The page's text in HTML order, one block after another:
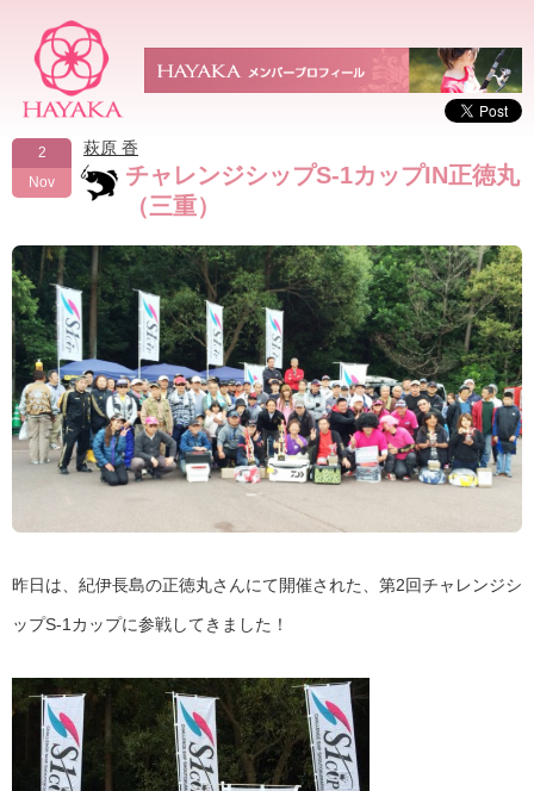
2
Nov
萩原 香
チャレンジシップS-1カップIN正徳丸
（三重）
昨日は、紀伊長島の正徳丸さんにて開催された、第2回チャレンジシ
ップS-1カップに参戦してきました！